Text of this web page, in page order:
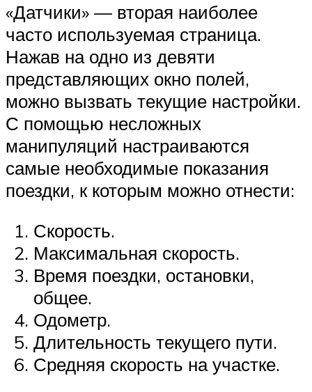
«Датчики» — вторая наиболее
часто используемая страница.
Нажав на одно из девяти
представляющих окно полей,
можно вызвать текущие настройки.
С помощью несложных
манипуляций настраиваются
самые необходимые показания
поездки, к которым можно отнести:
Скорость.
Максимальная скорость.
Время поездки, остановки,
общее.
Одометр.
Длительность текущего пути.
Средняя скорость на участке.